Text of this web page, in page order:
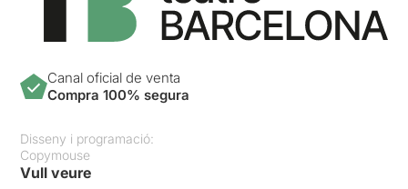
Canal oficial de venta
Compra 100% segura
Disseny i programació:
Copymouse
Vull veure